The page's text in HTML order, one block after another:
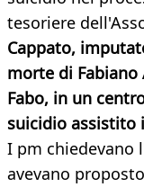
tesoriere
Cappato,
morte di
Fabo, in un
suicidio assistito
I pm chiedevano
avevano